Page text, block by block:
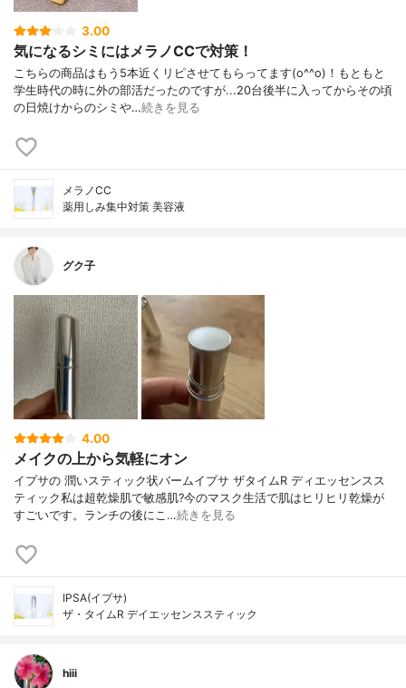
3.00
気になるシミにはメラノCCで対策！
こちらの商品はもう5本近くリピさせてもらってます(o^^o)！もともと
学生時代の時に外の部活だったのですが...20台後半に入ってからその頃
の日焼けからのシミや…続きを見る
メラノCC
薬用しみ集中対策 美容液
グク子
4.00
メイクの上から気軽にオン
イプサの 潤いスティック状バームイプサ ザタイムR ディエッセンスス
ティック私は超乾燥肌で敏感肌?今のマスク生活で肌はヒリヒリ乾燥が
すごいです。ランチの後にこ…続きを見る
IPSA(イプサ)
ザ・タイムR デイエッセンススティック
hiii